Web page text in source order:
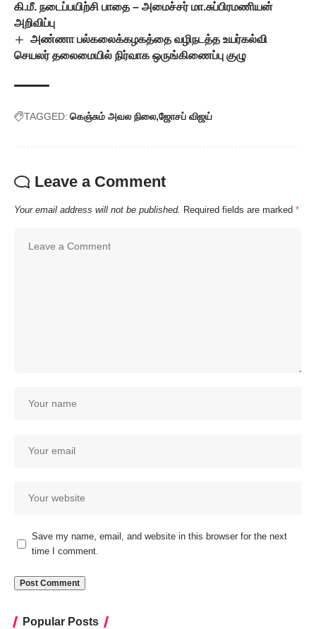
கி.மீ. நடைப்பயிற்சி பாதை – அமைச்சர் மா.சுப்பிரமணியன்
அறிவிப்பு
அண்ணா பல்கலைக்கழகத்தை வழிநடத்த உயர்கல்வி
செயலர் தலைமையில் நிர்வாக ஒருங்கிணைப்பு குழு
TAGGED: கெஞ்சும் அவல நிலை ஜோசப் விஜய்
Leave a Comment
Your email address will not be published. Required fields are marked *
Save my name, email, and website in this browser for the next
time I comment.
Popular Posts